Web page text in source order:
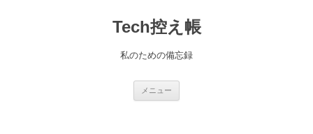
Tech控え帳
私のための備忘録
メニュー